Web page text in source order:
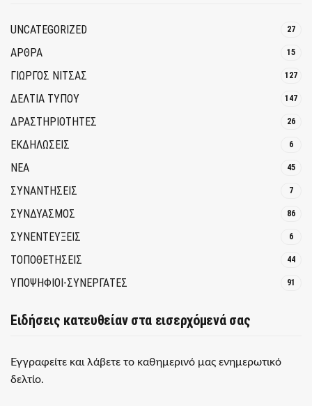
UNCATEGORIZED 27
ΑΡΘΡΑ 15
ΓΙΩΡΓΟΣ ΝΙΤΣΑΣ 127
ΔΕΛΤΙΑ ΤΥΠΟΥ 147
ΔΡΑΣΤΗΡΙΟΤΗΤΕΣ 26
ΕΚΔΗΛΩΣΕΙΣ 6
ΝΕΑ 45
ΣΥΝΑΝΤΗΣΕΙΣ 7
ΣΥΝΔΥΑΣΜΟΣ 86
ΣΥΝΕΝΤΕΥΞΕΙΣ 6
ΤΟΠΟΘΕΤΗΣΕΙΣ 44
ΥΠΟΨΗΦΙΟΙ-ΣΥΝΕΡΓΑΤΕΣ 91
Ειδήσεις κατευθείαν στα εισερχόμενά σας
Εγγραφείτε και λάβετε το καθημερινό μας ενημερωτικό
δελτίο.